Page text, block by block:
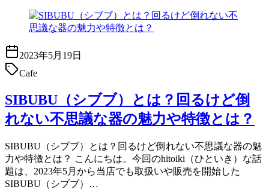
2023年5月19日
Cafe
SIBUBU（シブブ）とは？回るけど倒
れない不思議な器の魅力や特徴とは？
SIBUBU（シブブ）とは？回るけど倒れない不思議な器の魅
力や特徴とは？ こんにちは。今回のhitoiki（ひといき）な話
題は、2023年5月から当店でも取扱いや販売を開始した
SIBUBU（シブブ）…